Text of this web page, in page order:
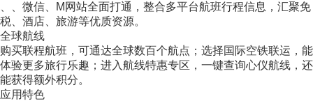
、、微信、M网站全面打通，整合多平台航班行程信息，汇聚免
税、酒店、旅游等优质资源。
全球航线
购买联程航班，可通达全球数百个航点；选择国际空铁联运，能
体验更多旅行乐趣；进入航线特惠专区，一键查询心仪航线，还
能获得额外积分。
应用特色